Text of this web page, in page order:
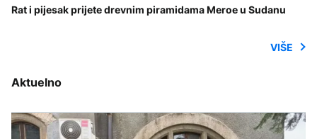
Rat i pijesak prijete drevnim piramidama Meroe u Sudanu
VIŠE
Aktuelno